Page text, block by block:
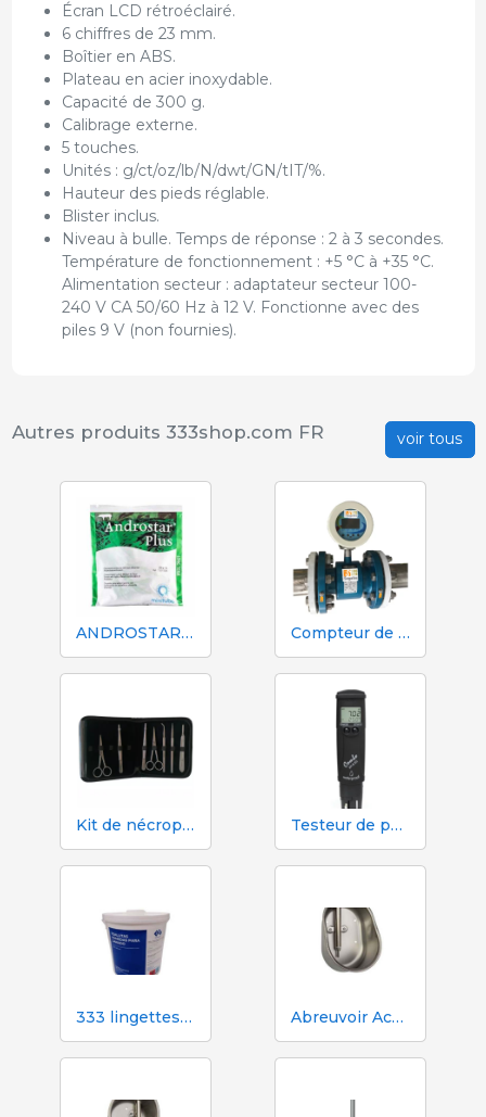
Écran LCD rétroéclairé.
6 chiffres de 23 mm.
Boîtier en ABS.
Plateau en acier inoxydable.
Capacité de 300 g.
Calibrage externe.
5 touches.
Unités : g/ct/oz/lb/N/dwt/GN/tIT/%.
Hauteur des pieds réglable.
Blister inclus.
Niveau à bulle. Temps de réponse : 2 à 3 secondes.
Température de fonctionnement : +5 °C à +35 °C.
Alimentation secteur : adaptateur secteur 100-
240 V CA 50/60 Hz à 12 V. Fonctionne avec des
piles 9 V (non fournies).
voir tous
Autres produits 333shop.com FR
ANDROSTAR PLUS 47 g / 100 L - Prolongateur de sperme longue durée Compteur de volume et d'azote Mécaniques Segalés DN150
Kit de nécropsie et de dissection 333 - 7 instruments Testeur de pH, EC, TDS et température Hanna HI98130
333 lingettes humides pour truies pendant l'insémination Abreuvoir Aco Funki pour grandes truies Multi-Drinker MAXI